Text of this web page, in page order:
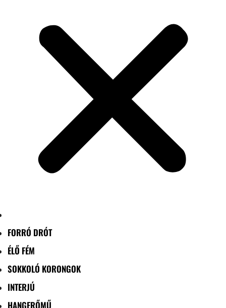
FORRÓ DRÓT
ÉLŐ FÉM
SOKKOLÓ KORONGOK
INTERJÚ
HANGERŐMŰ